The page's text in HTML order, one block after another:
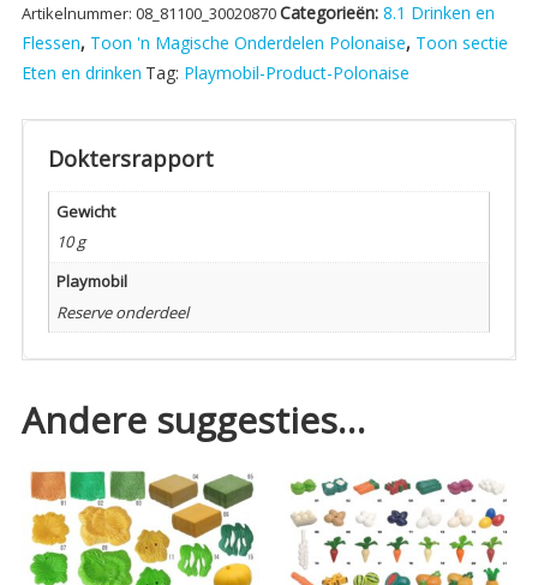
groen
aantal
Artikelnummer: 08_81100_30020870Categorieën: 8.1 Drinken en
Flessen, Toon 'n Magische Onderdelen Polonaise, Toon sectie
Eten en drinken Tag: Playmobil-Product-Polonaise
Doktersrapport
Gewicht
10 g
Playmobil
Reserve onderdeel
Andere suggesties…